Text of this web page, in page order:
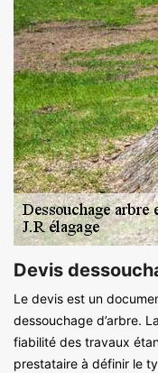
Devis
Le devis est un
dessouchage d’arbre.
fiabilité des travaux
prestataire à définir le